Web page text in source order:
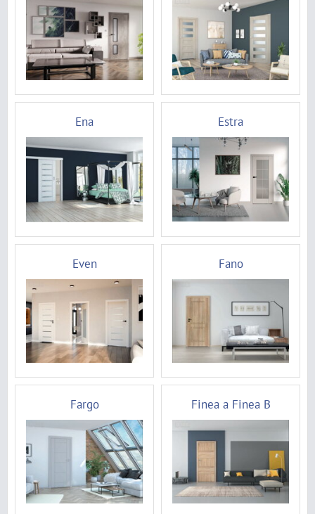
Ena Estra
Even Fano
Fargo Finea a Finea B